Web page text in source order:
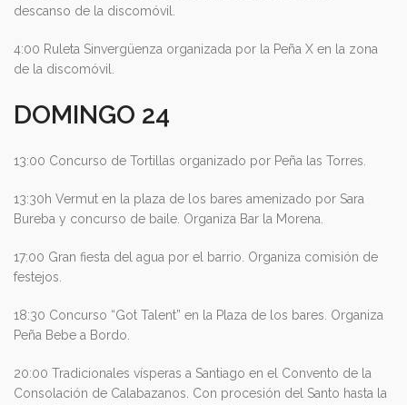
descanso de la discomóvil.
4:00 Ruleta Sinvergüenza organizada por la Peña X en la zona
de la discomóvil.
DOMINGO 24
13:00 Concurso de Tortillas organizado por Peña las Torres.
13:30h Vermut en la plaza de los bares amenizado por Sara
Bureba y concurso de baile. Organiza Bar la Morena.
17:00 Gran fiesta del agua por el barrio. Organiza comisión de
festejos.
18:30 Concurso “Got Talent” en la Plaza de los bares. Organiza
Peña Bebe a Bordo.
20:00 Tradicionales vísperas a Santiago en el Convento de la
Consolación de Calabazanos. Con procesión del Santo hasta la